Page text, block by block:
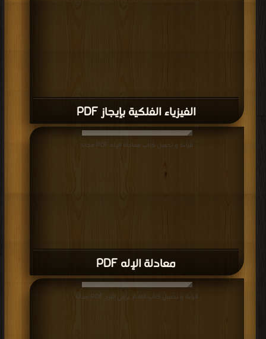
‎الفيزياء الفلكية بإيجاز PDF
‎معادلة الإله PDF
قراءة و تحميل كتاب ‎معادلة الإله PDF مجانا
قراءة و تحميل كتاب الله لا يرمي النرد PDF مجانا